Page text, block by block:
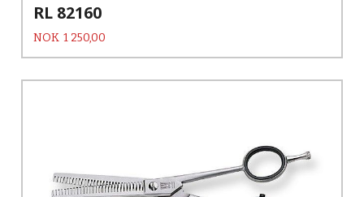
RL 82160
Pris
NOK 1 250,00